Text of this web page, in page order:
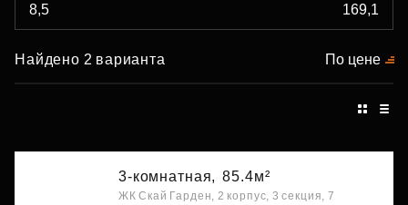
Найдено 2 варианта По цене
3-комнатная, 85.4м²
ЖК Скай Гарден, 2 корпус, 3 секция, 7